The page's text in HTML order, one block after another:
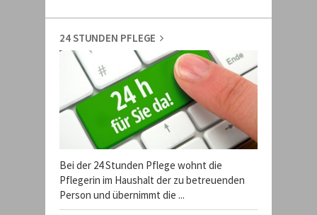
24 STUNDEN PFLEGE
Bei der 24 Stunden Pflege wohnt die
Pflegerin im Haushalt der zu betreuenden
Person und übernimmt die ...